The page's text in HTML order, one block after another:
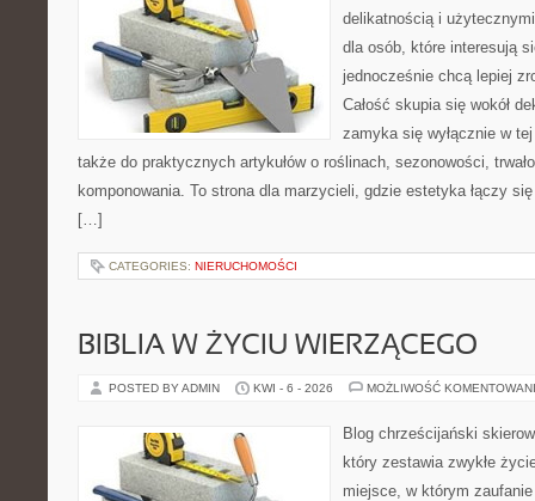
delikatnością i
dla osób, które interesują
jednocześnie chcą lepiej
Całość skupia się wokół
zamyka się wyłącznie w
także do praktycznych artykułów o roślinach, sezonowości,
komponowania. To strona dla marzycieli, gdzie estetyka łączy
[…]
CATEGORIES: NIERUCHOMOŚCI
BIBLIA W ŻYCIU WIERZĄCEGO
POSTED BY ADMIN KWI - 6 - 2026 MOŻLIWOŚĆ
Blog chrześcijański
który zestawia zwykłe
miejsce, w którym